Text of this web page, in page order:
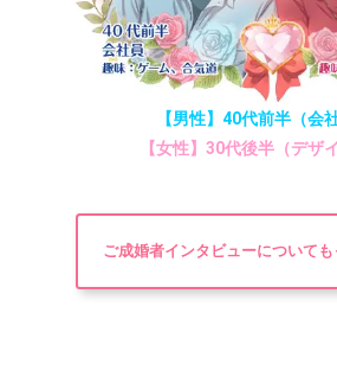
【男性】40代前半（会
【女性】30代後半（デザ
ご成婚者インタビューについても